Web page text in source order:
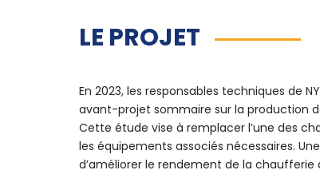
LE PROJET
En 2023, les responsables techniques de
avant-projet sommaire sur la production
Cette étude vise à remplacer l’une des
les équipements associés nécessaires.
d’améliorer le rendement de la chaufferie